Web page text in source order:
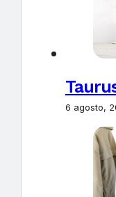
6 agosto,